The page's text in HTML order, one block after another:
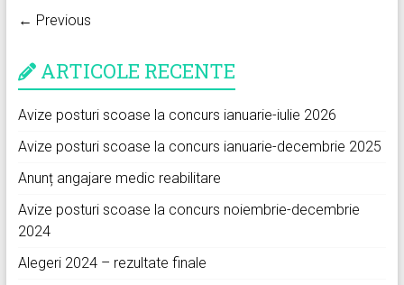
← Previous
ARTICOLE RECENTE
Avize posturi scoase la concurs ianuarie-iulie 2026
Avize posturi scoase la concurs ianuarie-decembrie 2025
Anunț angajare medic reabilitare
Avize posturi scoase la concurs noiembrie-decembrie
2024
Alegeri 2024 – rezultate finale